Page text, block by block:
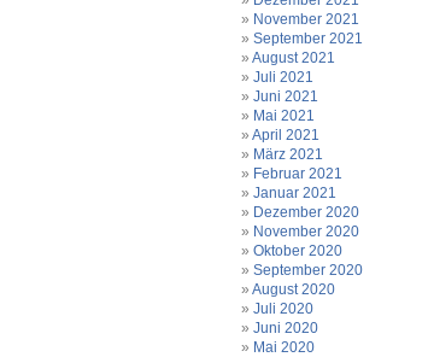
November 2021
September 2021
August 2021
Juli 2021
Juni 2021
Mai 2021
April 2021
März 2021
Februar 2021
Januar 2021
Dezember 2020
November 2020
Oktober 2020
September 2020
August 2020
Juli 2020
Juni 2020
Mai 2020